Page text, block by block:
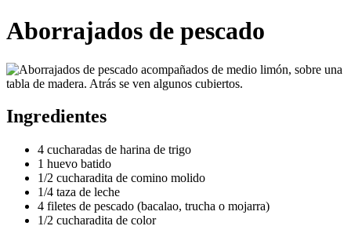
Aborrajados de pescado
Ingredientes
4 cucharadas de harina de trigo
1 huevo batido
1/2 cucharadita de comino molido
1/4 taza de leche
4 filetes de pescado (bacalao, trucha o mojarra)
1/2 cucharadita de color